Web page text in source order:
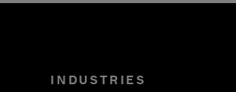
INDUSTRIES